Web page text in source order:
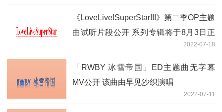
《LoveLive!SuperStar!!!》第二季OP主题
曲试听片段公开 系列专辑将于8月3日正
2022-07-18
「RWBY 冰雪帝国」ED主题曲无字幕
MV公开 该曲由早见沙织演唱
2022-07-11